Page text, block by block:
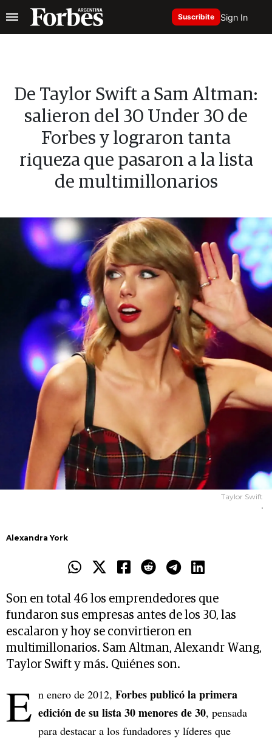
Suscribite Sign In
De Taylor Swift a Sam Altman:
salieron del 30 Under 30 de
Forbes y lograron tanta
riqueza que pasaron a la lista
de multimillonarios
Taylor Swift
.
Alexandra York
Son en total 46 los emprendedores que
fundaron sus empresas antes de los 30, las
escalaron y hoy se convirtieron en
multimillonarios. Sam Altman, Alexandr Wang,
Taylor Swift y más. Quiénes son.
E n enero de 2012, Forbes publicó la primera
edición de su lista 30 menores de 30, pensada
para destacar a los fundadores y líderes que